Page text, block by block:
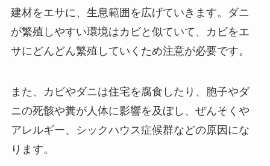
建材をエサに、生息範囲を広げていきます。ダニ
が繁殖しやすい環境はカビと似ていて、カビをエ
サにどんどん繁殖していくため注意が必要です。
また、カビやダニは住宅を腐食したり、胞子やダ
ニの死骸や糞が人体に影響を及ぼし、ぜんそくや
アレルギー、シックハウス症候群などの原因にな
ります。